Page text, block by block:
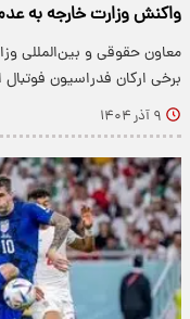
واکنش وزارت خارجه به
معاون حقوقی و بین‌المللی
برخی ارکان فدراسیون
۹ آذر ۱۴۰۴